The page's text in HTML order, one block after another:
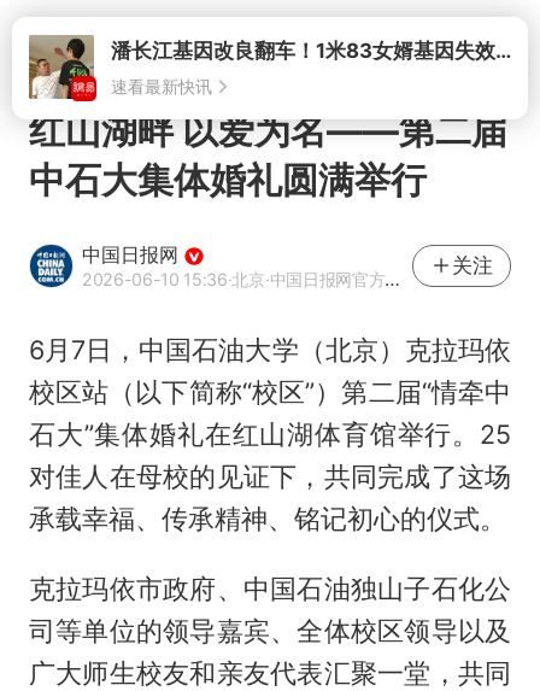
打开 潘长江基因改良翻车！1米83女婿基因失效，12岁外孙身高只到姥爷下巴
速看最新快讯
红山湖畔 以爱为名——第二届
中石大集体婚礼圆满举行
中国日报网
2026-06-10 15:36·北京·中国日报网官方网易号
关注
6月7日，中国石油大学（北京）克拉玛依
校区站（以下简称“校区”）第二届“情牵中
石大”集体婚礼在红山湖体育馆举行。25
对佳人在母校的见证下，共同完成了这场
承载幸福、传承精神、铭记初心的仪式。
克拉玛依市政府、中国石油独山子石化公
司等单位的领导嘉宾、全体校区领导以及
广大师生校友和亲友代表汇聚一堂，共同